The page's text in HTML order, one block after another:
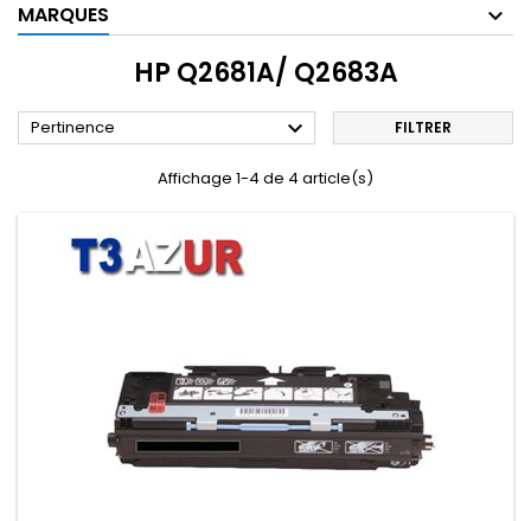
MARQUES
HP Q2681A/ Q2683A
Pertinence  FILTRER
Affichage 1-4 de 4 article(s)